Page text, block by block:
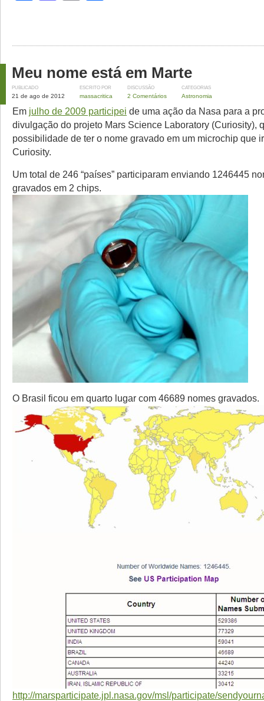
Meu nome está em Marte
PUBLICADO
21 de ago de 2012
ESCRITO POR
massacritica
DISCUSSÃO
2 Comentários
CATEGORIAS
Astronomia
Em julho de 2009 participei de uma ação da Nasa para a
divulgação do projeto Mars Science Laboratory (Curiosity),
possibilidade de ter o nome gravado em um microchip que
Curiosity.
Um total de 246 “países” participaram enviando 1246445
gravados em 2 chips.
O Brasil ficou em quarto lugar com 46689 nomes gravados.
http://marsparticipate.jpl.nasa.gov/msl/participate/